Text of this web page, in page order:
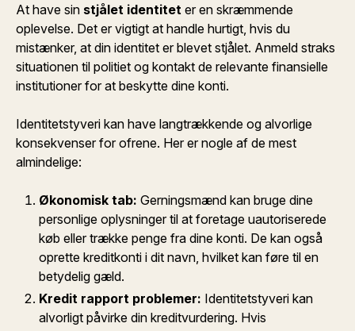
At have sin stjålet identitet er en skræmmende
oplevelse. Det er vigtigt at handle hurtigt, hvis du
mistænker, at din identitet er blevet stjålet. Anmeld straks
situationen til politiet og kontakt de relevante finansielle
institutioner for at beskytte dine konti.
Identitetstyveri kan have langtrækkende og alvorlige
konsekvenser for ofrene. Her er nogle af de mest
almindelige:
Økonomisk tab: Gerningsmænd kan bruge dine
personlige oplysninger til at foretage uautoriserede
køb eller trække penge fra dine konti. De kan også
oprette kreditkonti i dit navn, hvilket kan føre til en
betydelig gæld.
Kredit rapport problemer: Identitetstyveri kan
alvorligt påvirke din kreditvurdering. Hvis